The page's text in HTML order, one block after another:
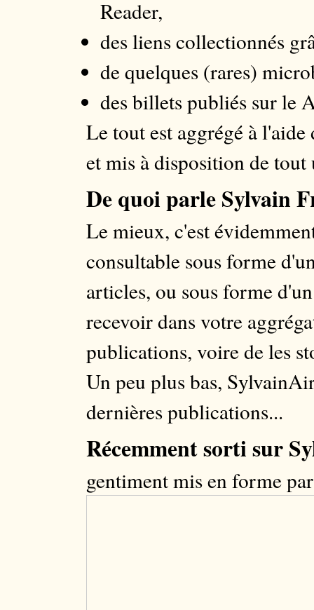
Reader,
des liens collectionnés
de quelques (rares)
des billets publiés sur le
Le tout est aggrégé à
et mis à disposition de tout
De quoi parle Sylvain
Le mieux, c'est
consultable sous forme
articles, ou sous forme
recevoir dans votre
publications, voire de les
Un peu plus bas,
dernières publications...
Récemment sorti sur
gentiment mis en forme